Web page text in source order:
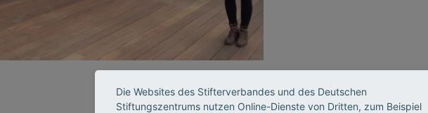
Die Websites des Stifterverbandes und des Deutschen
Stiftungszentrums nutzen Online-Dienste von Dritten, zum Beispiel